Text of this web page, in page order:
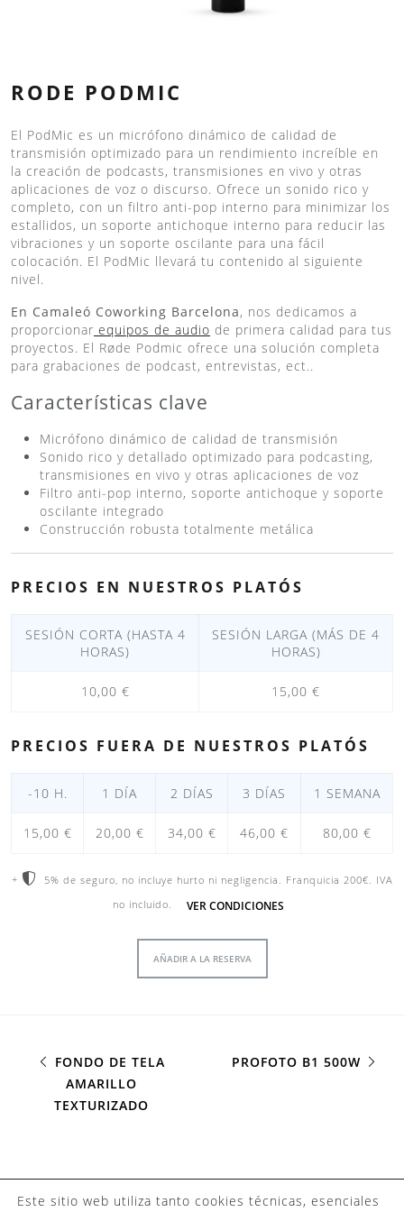
RODE PODMIC
El PodMic es un micrófono dinámico de calidad de
transmisión optimizado para un rendimiento increíble en
la creación de podcasts, transmisiones en vivo y otras
aplicaciones de voz o discurso. Ofrece un sonido rico y
completo, con un filtro anti-pop interno para minimizar los
estallidos, un soporte antichoque interno para reducir las
vibraciones y un soporte oscilante para una fácil
colocación. El PodMic llevará tu contenido al siguiente
nivel.
En Camaleó Coworking Barcelona, nos dedicamos a
proporcionar equipos de audio de primera calidad para tus
proyectos. El Røde Podmic ofrece una solución completa
para grabaciones de podcast, entrevistas, ect..
Características clave
Micrófono dinámico de calidad de transmisión
Sonido rico y detallado optimizado para podcasting,
transmisiones en vivo y otras aplicaciones de voz
Filtro anti-pop interno, soporte antichoque y soporte
oscilante integrado
Construcción robusta totalmente metálica
PRECIOS EN NUESTROS PLATÓS
SESIÓN CORTA (HASTA 4
HORAS)
SESIÓN LARGA (MÁS DE 4
HORAS)
10,00 € 15,00 €
PRECIOS FUERA DE NUESTROS PLATÓS
-10 H. 1 DÍA 2 DÍAS 3 DÍAS 1 SEMANA
15,00 € 20,00 € 34,00 € 46,00 € 80,00 €
+
5% de seguro, no incluye hurto ni negligencia. Franquicia 200€. IVA
no incluido.
VER CONDICIONES
AÑADIR A LA RESERVA
FONDO DE TELA
AMARILLO
TEXTURIZADO
PROFOTO B1 500W
©2023 Camaleo
Este sitio web utiliza tanto cookies técnicas, esenciales